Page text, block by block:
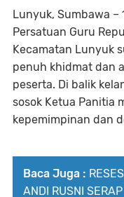
Lunyuk, Sumbawa
Persatuan Guru
Kecamatan Lunyuk
penuh khidmat dan
peserta. Di balik
sosok Ketua Panitia
kepemimpinan dan
Baca Juga :
ANDI RUSNI